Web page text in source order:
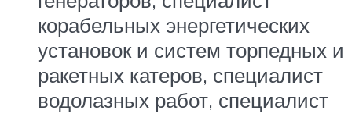
корабельных энергетических
установок и систем торпедных и
ракетных катеров, специалист
водолазных работ, специалист